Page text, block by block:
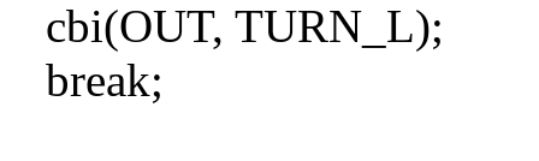
cbi(OUT, TURN_L);
break;